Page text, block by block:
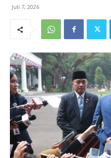
Juli 7, 2026